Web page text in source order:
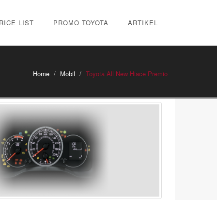
LIST PROMO TOYOTA ARTIKEL
Home Mobil Toyota All New Hiace Premio